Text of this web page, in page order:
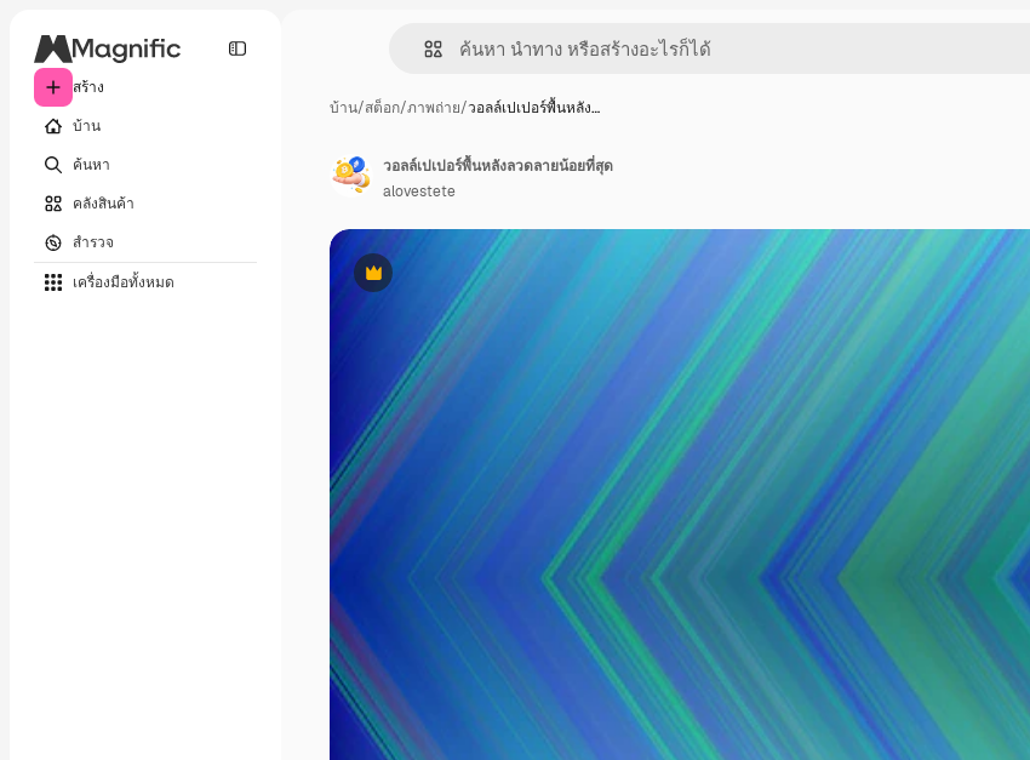
สร้าง
บ้าน
ค้นหา
คลังสินค้า
สำรวจ
เครื่องมือทั้งหมด
บ้าน/สต็อก/ภาพถ่าย/วอลล์เปเปอร์พื้นหลัง…
พรีเมี่ยม
วอลล์เปเปอร์พื้นหลังลวดลายน้อยที่สุด
alovestete